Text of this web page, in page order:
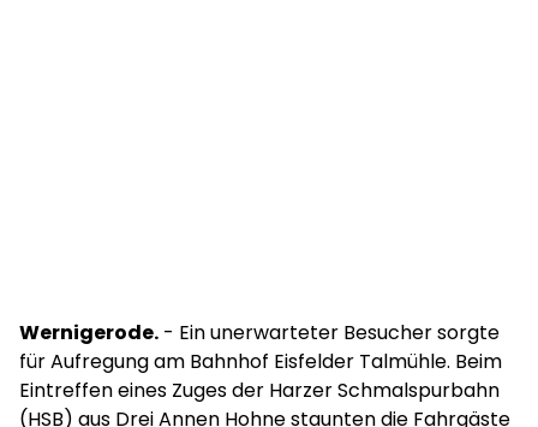
Wernigerode. - Ein unerwarteter Besucher sorgte
für Aufregung am Bahnhof Eisfelder Talmühle. Beim
Eintreffen eines Zuges der Harzer Schmalspurbahn
(HSB) aus Drei Annen Hohne staunten die Fahrgäste